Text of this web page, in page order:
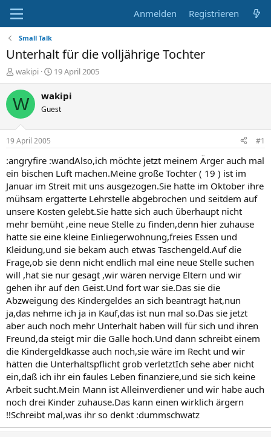
Anmelden Registrieren
Small Talk
Unterhalt für die volljährige Tochter
E
r
s
t
e
r
wakipi
E
r
s
e
t
a
m
19 April 2005
W wakipi
Guest
19 April 2005 #1
:angryfire :wandAlso,ich möchte jetzt meinem Ärger auch mal
ein bischen Luft machen.Meine große Tochter ( 19 ) ist im
Januar im Streit mit uns ausgezogen.Sie hatte im Oktober ihre
mühsam ergatterte Lehrstelle abgebrochen und seitdem auf
unsere Kosten gelebt.Sie hatte sich auch überhaupt nicht
mehr bemüht ,eine neue Stelle zu finden,denn hier zuhause
hatte sie eine kleine Einliegerwohnung,freies Essen und
Kleidung,und sie bekam auch etwas Taschengeld.Auf die
Frage,ob sie denn nicht endlich mal eine neue Stelle suchen
will ,hat sie nur gesagt ,wir wären nervige Eltern und wir
gehen ihr auf den Geist.Und fort war sie.Das sie die
Abzweigung des Kindergeldes an sich beantragt hat,nun
ja,das nehme ich ja in Kauf,das ist nun mal so.Das sie jetzt
aber auch noch mehr Unterhalt haben will für sich und ihren
Freund,da steigt mir die Galle hoch.Und dann schreibt einem
die Kindergeldkasse auch noch,sie wäre im Recht und wir
hätten die Unterhaltspflicht grob verletztIch sehe aber nicht
ein,daß ich ihr ein faules Leben finanziere,und sie sich keine
Arbeit sucht.Mein Mann ist Alleinverdiener und wir habe auch
noch drei Kinder zuhause.Das kann einen wirklich ärgern
!!Schreibt mal,was ihr so denkt :dummschwatz